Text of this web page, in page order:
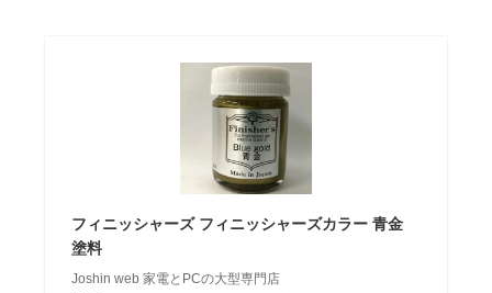
フィニッシャーズ フィニッシャーズカラー 青金
塗料
Joshin web 家電とPCの大型専門店